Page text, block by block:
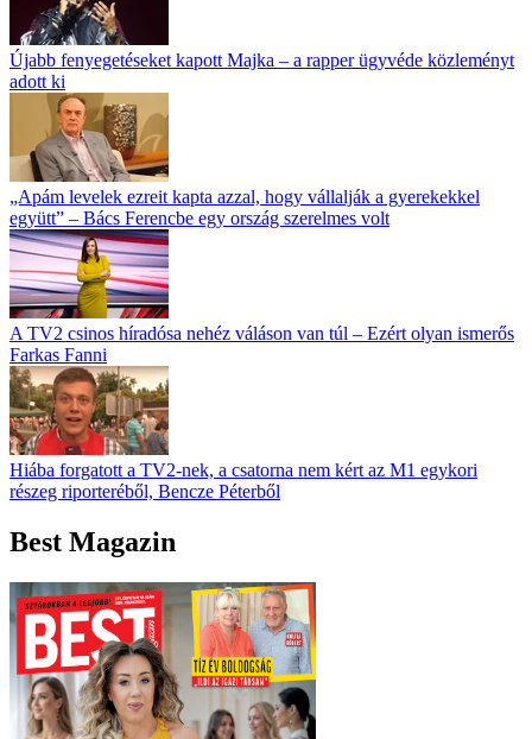
Újabb fenyegetéseket kapott Majka – a rapper ügyvéde közleményt
adott ki
„Apám levelek ezreit kapta azzal, hogy vállalják a gyerekekkel
együtt” – Bács Ferencbe egy ország szerelmes volt
A TV2 csinos híradósa nehéz váláson van túl – Ezért olyan ismerős
Farkas Fanni
Hiába forgatott a TV2-nek, a csatorna nem kért az M1 egykori
részeg riporteréből, Bencze Péterből
Best Magazin